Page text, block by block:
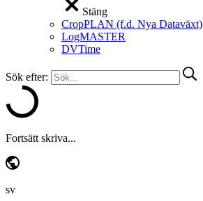
Stäng
CropPLAN (f.d. Nya Dataväxt)
LogMASTER
DVTime
Sök efter:
Fortsätt skriva...
sv